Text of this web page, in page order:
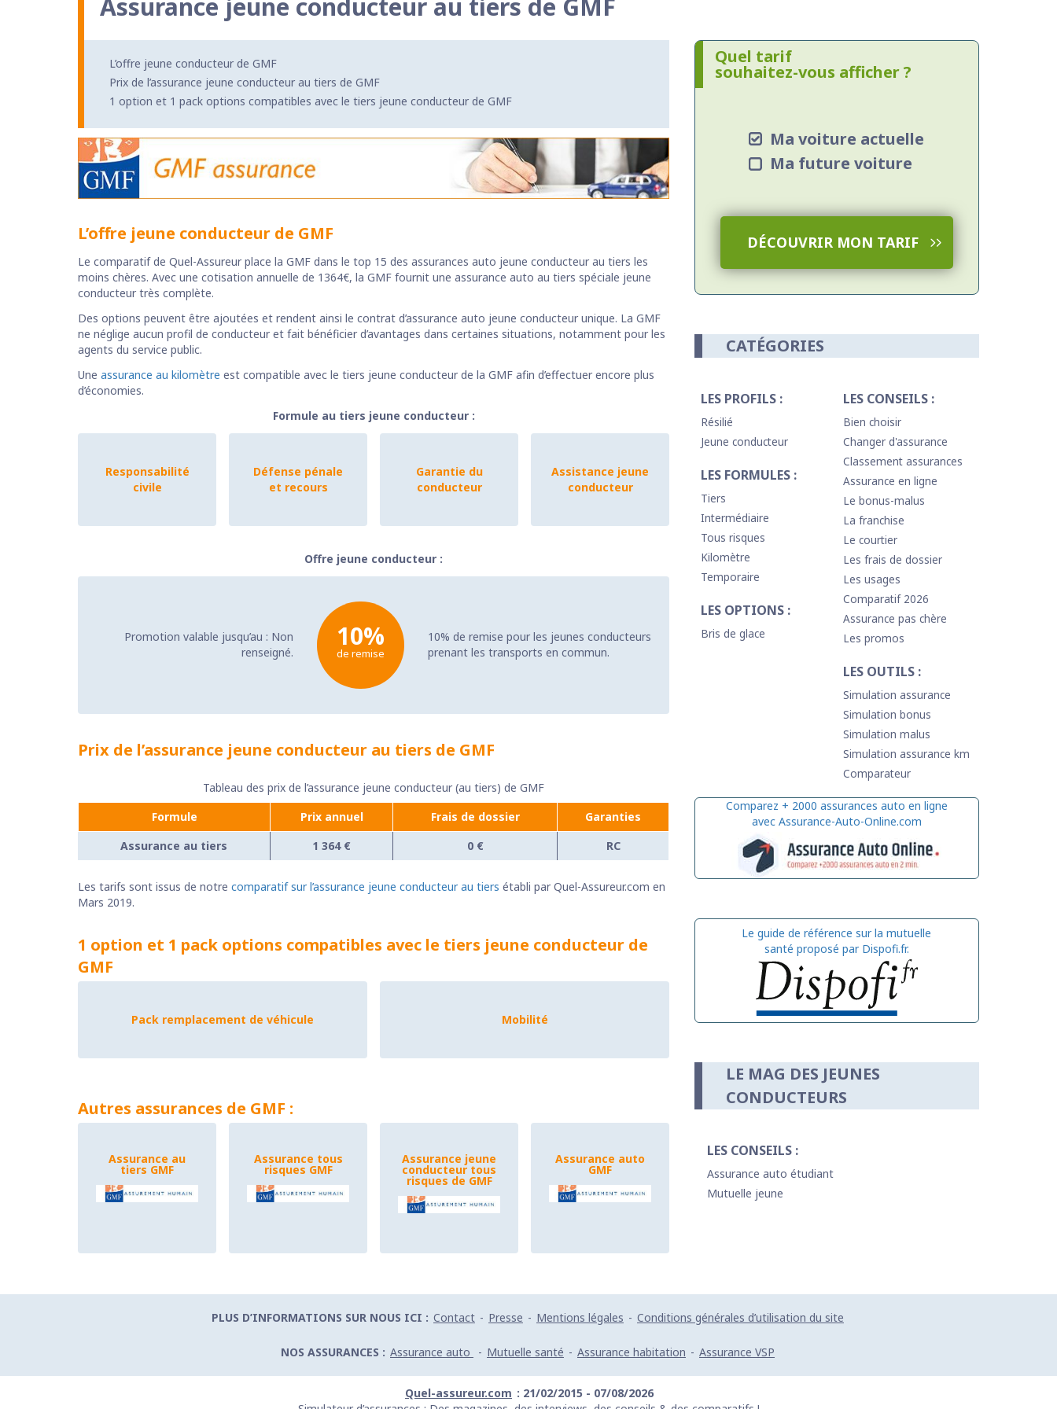
Assurance jeune conducteur au tiers de GMF
L’offre jeune conducteur de GMF
Prix de l’assurance jeune conducteur au tiers de GMF
1 option et 1 pack options compatibles avec le tiers jeune conducteur de GMF
L’offre jeune conducteur de GMF
Le comparatif de Quel-Assureur place la GMF dans le top 15 des assurances auto jeune conducteur au tiers les
moins chères. Avec une cotisation annuelle de 1364€, la GMF fournit une assurance auto au tiers spéciale jeune
conducteur très complète.
Des options peuvent être ajoutées et rendent ainsi le contrat d’assurance auto jeune conducteur unique. La GMF
ne néglige aucun profil de conducteur et fait bénéficier d’avantages dans certaines situations, notamment pour les
agents du service public.
Une assurance au kilomètre est compatible avec le tiers jeune conducteur de la GMF afin d’effectuer encore plus
d’économies.
Formule au tiers jeune conducteur :
Responsabilité
civile
Défense pénale
et recours
Garantie du
conducteur
Assistance jeune
conducteur
Offre jeune conducteur :
Promotion valable jusqu’au : Non
renseigné.
10%
de remise
10% de remise pour les jeunes conducteurs
prenant les transports en commun.
Prix de l’assurance jeune conducteur au tiers de GMF
Tableau des prix de l’assurance jeune conducteur (au tiers) de GMF
Formule
Prix annuel Frais de dossier
Garanties
Assurance au tiers
1 364 € 0 € RC
Les tarifs sont issus de notre comparatif sur l’assurance jeune conducteur au tiers établi par Quel-Assureur.com en
Mars 2019.
1 option et 1 pack options compatibles avec le tiers jeune conducteur de
GMF
Pack remplacement de véhicule Mobilité
Autres assurances de GMF :
Assurance au
tiers GMF
Assurance tous
risques GMF
Assurance jeune
conducteur tous
risques de GMF
Assurance auto
GMF
Quel tarif
souhaitez-vous afficher ?
Ma voiture actuelle
Ma future voiture
DÉCOUVRIR MON TARIF
CATÉGORIES
LES PROFILS :
Résilié
Jeune conducteur
LES FORMULES :
Tiers
Intermédiaire
Tous risques
Kilomètre
Temporaire
LES OPTIONS :
Bris de glace
LES CONSEILS :
Bien choisir
Changer d'assurance
Classement assurances
Assurance en ligne
Le bonus-malus
La franchise
Le courtier
Les frais de dossier
Les usages
Comparatif 2026
Assurance pas chère
Les promos
LES OUTILS :
Simulation assurance
Simulation bonus
Simulation malus
Simulation assurance km
Comparateur
Comparez + 2000 assurances auto en ligne
avec Assurance-Auto-Online.com
Le guide de référence sur la mutuelle
santé proposé par Dispofi.fr.
LE MAG DES JEUNES
CONDUCTEURS
LES CONSEILS :
Assurance auto étudiant
Mutuelle jeune
PLUS D’INFORMATIONS SUR NOUS ICI : Contact - Presse - Mentions légales - Conditions générales d’utilisation du site
NOS ASSURANCES : Assurance auto - Mutuelle santé - Assurance habitation - Assurance VSP
Quel-assureur.com : 21/02/2015 - 07/08/2026